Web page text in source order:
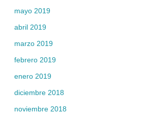
mayo 2019
abril 2019
marzo 2019
febrero 2019
enero 2019
diciembre 2018
noviembre 2018